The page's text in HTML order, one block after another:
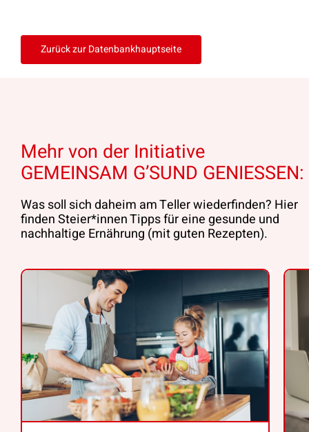
Zurück zur Datenbankhauptseite
Mehr von der Initiative
GEMEINSAM G’SUND GENIESSEN:
Was soll sich daheim am Teller wiederfinden? Hier
finden Steier*innen Tipps für eine gesunde und
nachhaltige Ernährung (mit guten Rezepten).